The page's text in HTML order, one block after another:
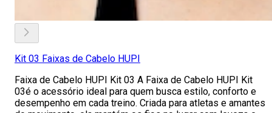
Kit 03 Faixas de Cabelo HUPI
Faixa de Cabelo HUPI Kit 03 A Faixa de Cabelo HUPI Kit
03é o acessório ideal para quem busca estilo, conforto e
desempenho em cada treino. Criada para atletas e amantes